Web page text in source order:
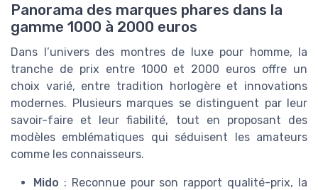
Panorama des marques phares dans la
gamme 1000 à 2000 euros
Dans l’univers des montres de luxe pour homme, la
tranche de prix entre 1000 et 2000 euros offre un
choix varié, entre tradition horlogère et innovations
modernes. Plusieurs marques se distinguent par leur
savoir-faire et leur fiabilité, tout en proposant des
modèles emblématiques qui séduisent les amateurs
comme les connaisseurs.
Mido : Reconnue pour son rapport qualité-prix, la